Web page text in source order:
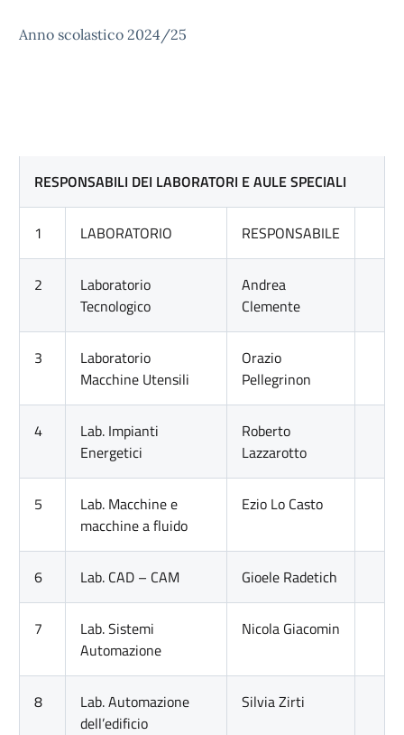
Anno scolastico 2024/25
RESPONSABILI DEI LABORATORI E AULE SPECIALI
1 LABORATORIO RESPONSABILE
2
Laboratorio
Tecnologico
Andrea
Clemente
3
Laboratorio
Macchine Utensili
Orazio
Pellegrinon
4
Lab. Impianti
Energetici
Roberto
Lazzarotto
5
Lab. Macchine e
macchine a fluido
Ezio Lo Casto
6 Lab. CAD – CAM Gioele Radetich
7
Lab. Sistemi
Automazione
Nicola Giacomin
8
Lab. Automazione
dell’edificio
Silvia Zirti